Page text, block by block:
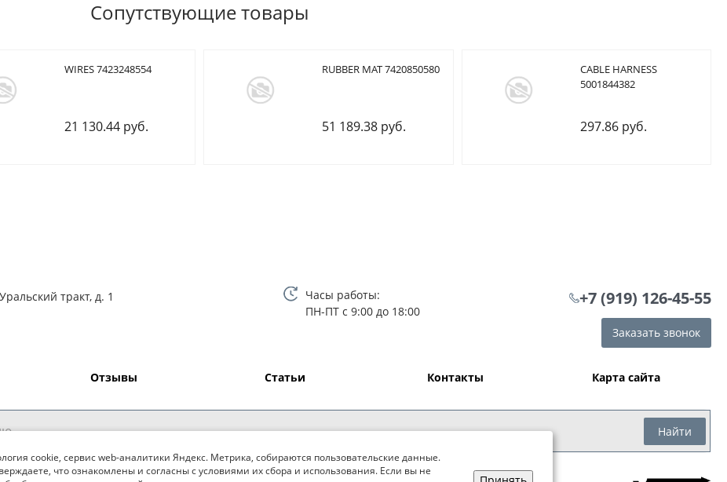
Сопутствующие товары
WIRES 7423248554
21 130.44 руб.
RUBBER MAT 7420850580
51 189.38 руб.
CABLE HARNESS
5001844382
297.86 руб.
тракт, д. 1
Часы работы:
ПН-ПТ с 9:00 до 18:00
+7 (919) 126-45-55
Заказать звонок
Отзывы Статьи Контакты Карта сайта
Найти
cookie, сервис web-аналитики Яндекс. Метрика, собираются пользовательские данные.
что ознакомлены и согласны с условиями их сбора и использования. Если вы не